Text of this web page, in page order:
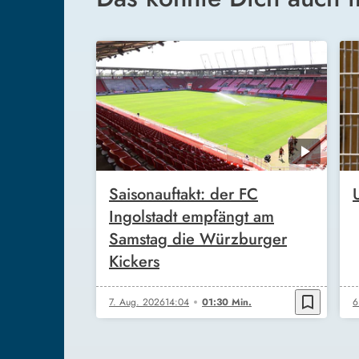
Saisonauftakt: der FC
Ingolstadt empfängt am
Samstag die Würzburger
Kickers
7. Aug. 202614:04 01:30 Min. bookmark_border